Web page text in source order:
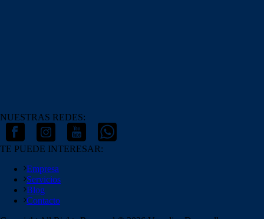
NUESTRAS REDES:
TE PUEDE INTERESAR:
Empresa
Servicios
Blog
Contacto